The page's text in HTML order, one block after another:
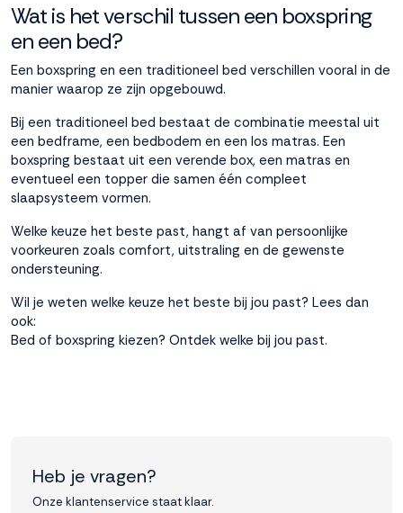
Wat is het verschil tussen een boxspring
en een bed?
Een boxspring en een traditioneel bed verschillen vooral in de
manier waarop ze zijn opgebouwd.
Bij een traditioneel bed bestaat de combinatie meestal uit
een bedframe, een bedbodem en een los matras. Een
boxspring bestaat uit een verende box, een matras en
eventueel een topper die samen één compleet
slaapsysteem vormen.
Welke keuze het beste past, hangt af van persoonlijke
voorkeuren zoals comfort, uitstraling en de gewenste
ondersteuning.
Wil je weten welke keuze het beste bij jou past? Lees dan
ook:
Bed of boxspring kiezen? Ontdek welke bij jou past.
Heb je vragen?
Onze klantenservice staat klaar.